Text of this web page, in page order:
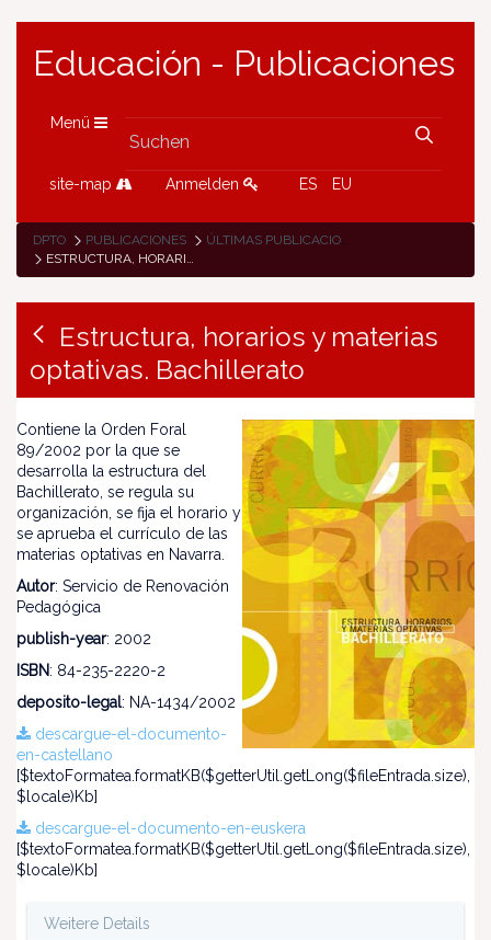
Educación - Publicaciones
Menü
site-map Anmelden ES EU
DPTO PUBLICACIONES
ÚLTIMAS PUBLICACIONES
ESTRUCTURA, HORARIOS Y MATERIAS OPTATIVAS. BACHILLERATO
Estructura, horarios y materias
optativas. Bachillerato
Contiene la Orden Foral
89/2002 por la que se
desarrolla la estructura del
Bachillerato, se regula su
organización, se fija el horario y
se aprueba el currículo de las
materias optativas en Navarra.
Autor: Servicio de Renovación
Pedagógica
publish-year: 2002
ISBN: 84-235-2220-2
deposito-legal: NA-1434/2002
descargue-el-documento-
en-castellano
[$textoFormatea.formatKB($getterUtil.getLong($fileEntrada.size),
$locale)Kb]
descargue-el-documento-en-euskera
[$textoFormatea.formatKB($getterUtil.getLong($fileEntrada.size),
$locale)Kb]
Weitere Details